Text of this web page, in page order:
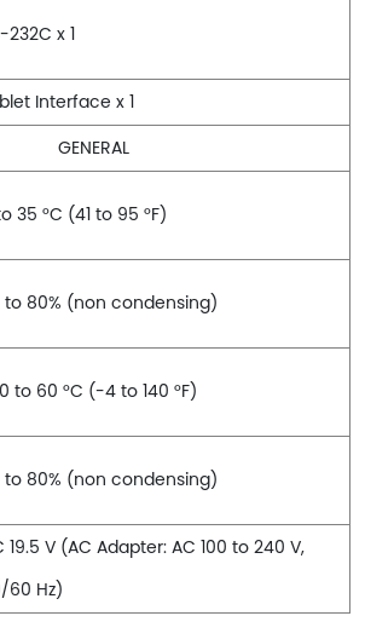
232C x 1
Interface x 1
GENERAL
35 °C (41 to 95 °F)
to 80% (non condensing)
to 60 °C (-4 to 140 °F)
to 80% (non condensing)
19.5 V (AC Adapter: AC 100 to 240 V,
60 Hz)